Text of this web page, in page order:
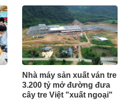
Nhà máy sản xuất ván tre
3.200 tỷ mở đường đưa
cây tre Việt "xuất ngoại"